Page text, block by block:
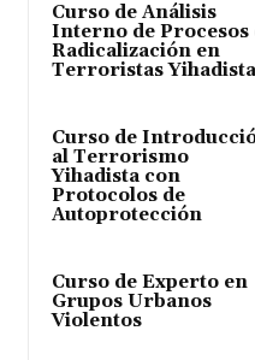
Curso de Análisis
Interno de Procesos
Radicalización en
Terroristas
Curso de
al Terrorismo
Yihadista con
Protocolos de
Autoprotección
Curso de Experto en
Grupos Urbanos
Violentos